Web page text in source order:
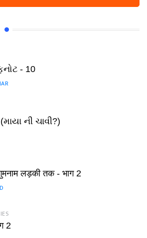
- 10
ની ચાવી?)
लड़की तक - भाग 2
2